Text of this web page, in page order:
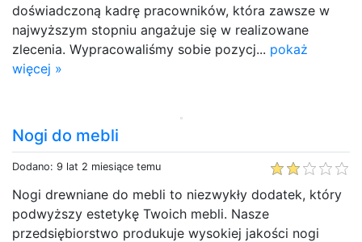
doświadczoną kadrę pracowników, która zawsze w
najwyższym stopniu angażuje się w realizowane
zlecenia. Wypracowaliśmy sobie pozycj... pokaż
więcej »
Nogi do mebli
Dodano: 9 lat 2 miesiące temu
Nogi drewniane do mebli to niezwykły dodatek, który
podwyższy estetykę Twoich mebli. Nasze
przedsiębiorstwo produkuje wysokiej jakości nogi